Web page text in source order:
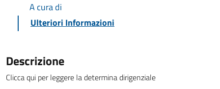
A cura di
Ulteriori Informazioni
Descrizione
Clicca qui per leggere la determina dirigenziale